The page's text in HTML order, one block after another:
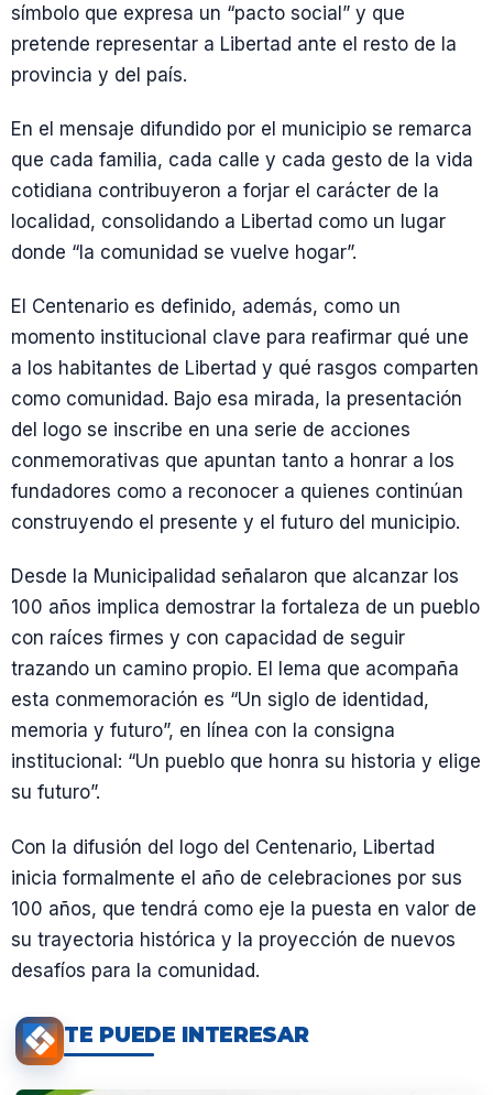
símbolo que expresa un “pacto social” y que
pretende representar a Libertad ante el resto de la
provincia y del país.
En el mensaje difundido por el municipio se remarca
que cada familia, cada calle y cada gesto de la vida
cotidiana contribuyeron a forjar el carácter de la
localidad, consolidando a Libertad como un lugar
donde “la comunidad se vuelve hogar”.
El Centenario es definido, además, como un
momento institucional clave para reafirmar qué une
a los habitantes de Libertad y qué rasgos comparten
como comunidad. Bajo esa mirada, la presentación
del logo se inscribe en una serie de acciones
conmemorativas que apuntan tanto a honrar a los
fundadores como a reconocer a quienes continúan
construyendo el presente y el futuro del municipio.
Desde la Municipalidad señalaron que alcanzar los
100 años implica demostrar la fortaleza de un pueblo
con raíces firmes y con capacidad de seguir
trazando un camino propio. El lema que acompaña
esta conmemoración es “Un siglo de identidad,
memoria y futuro”, en línea con la consigna
institucional: “Un pueblo que honra su historia y elige
su futuro”.
Con la difusión del logo del Centenario, Libertad
inicia formalmente el año de celebraciones por sus
100 años, que tendrá como eje la puesta en valor de
su trayectoria histórica y la proyección de nuevos
desafíos para la comunidad.
TE PUEDE INTERESAR